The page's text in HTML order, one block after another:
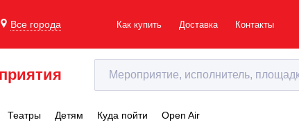
Все города Как купить Доставка Контакты
Театры Детям Куда пойти Open Air